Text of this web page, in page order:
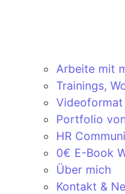
Arbeite mit
Trainings,
Videoformat
Portfolio
HR
0€ E-Book
Über mich
Kontakt &